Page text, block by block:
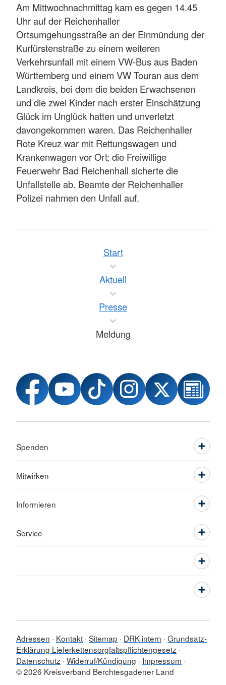
Am Mittwochnachmittag kam es gegen 14.45
Uhr auf der Reichenhaller
Ortsumgehungsstraße an der Einmündung der
Kurfürstenstraße zu einem weiteren
Verkehrsunfall mit einem VW-Bus aus Baden
Württemberg und einem VW Touran aus dem
Landkreis, bei dem die beiden Erwachsenen
und die zwei Kinder nach erster Einschätzung
Glück im Unglück hatten und unverletzt
davongekommen waren. Das Reichenhaller
Rote Kreuz war mit Rettungswagen und
Krankenwagen vor Ort; die Freiwillige
Feuerwehr Bad Reichenhall sicherte die
Unfallstelle ab. Beamte der Reichenhaller
Polizei nahmen den Unfall auf.
Start
Aktuell
Presse
Meldung
Spenden
Mitwirken
Informieren
Service
Adressen Kontakt Sitemap DRK intern Grundsatz-
Erklärung Lieferkettensorgfaltspflichtengesetz
Datenschutz Widerruf/Kündigung
Impressum
© 2026 Kreisverband Berchtesgadener Land